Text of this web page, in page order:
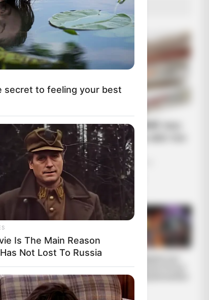
για
ΔΗΜΟΦΙΛΗ ΑΡΘΡΑ
Εφημερίδες και ΜΜΕ που
χρηματοδοτούνται από τον
George Soros
Τετάρτη, 25 Μαΐου 2022, 9:44
Εφημερίδες και ΜΜΕ που
χρηματοδοτούνται...
Ο γιος μου Hunter !!
Ξεκινάει τον
Σεπτέμβρη η
προβολή της
ταινίας...
Φωτεινών Όντων
Κατά Ερπετοειδών
secret to feeling your best
Is The Main Reason
Not Lost To Russia
Giant Anaconda Is Going
Over The World. Watch
Gay—No. 7 Will Blow Your